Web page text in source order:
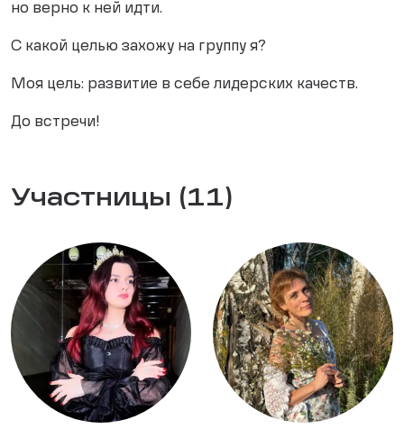
но верно к ней идти.
С какой целью захожу на группу я?
Моя цель: развитие в себе лидерских качеств.
До встречи!
Участницы (11)